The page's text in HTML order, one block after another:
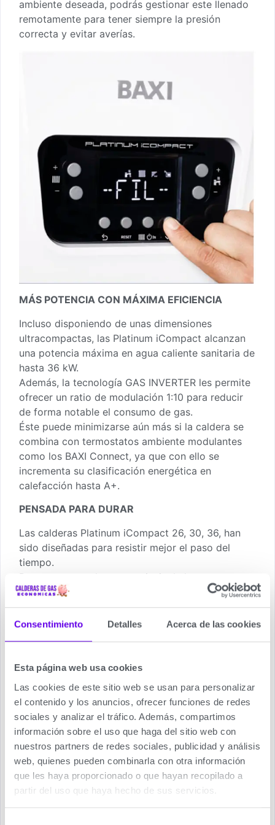
Consentimiento Detalles Acerca de las cookies
Esta página web usa cookies
Las cookies de este sitio web se usan para personalizar
el contenido y los anuncios, ofrecer funciones de redes
sociales y analizar el tráfico. Además, compartimos
información sobre el uso que haga del sitio web con
nuestros partners de redes sociales, publicidad y análisis
web, quienes pueden combinarla con otra información
que les haya proporcionado o que hayan recopilado a
partir del uso que haya hecho de sus servicios.
ambiente deseada, podrás gestionar este llenado
remotamente para tener siempre la presión
correcta y evitar averías.
MÁS POTENCIA CON MÁXIMA EFICIENCIA
Incluso disponiendo de unas dimensiones
ultracompactas, las Platinum iCompact alcanzan
una potencia máxima en agua caliente sanitaria de
hasta 36 kW.
Además, la tecnología GAS INVERTER les permite
ofrecer un ratio de modulación 1:10 para reducir
de forma notable el consumo de gas.
Éste puede minimizarse aún más si la caldera se
combina con termostatos ambiente modulantes
como los BAXI Connect, ya que con ello se
incrementa su clasificación energética en
calefacción hasta A+.
PENSADA PARA DURAR
Las calderas Platinum iCompact 26, 30, 36, han
sido diseñadas para resistir mejor el paso del
tiempo.
Destaca como elemento principal el grupo
hidráulico de latón: material noble y resistente.
Además, incorpora un intercambiador novedoso
monoespira de mayor sección con el que se
Todo ello se combina con otros múltiples detalles
mantenimiento correcto, la caldera funcione como
el primer día durante muchos años.
MÍNIMO IMPACTO MEDIOAMBIENTAL
De forma general, las calderas de condensación
como las Platinum iCompact consumen menos
gas y generan menos emisiones contaminantes